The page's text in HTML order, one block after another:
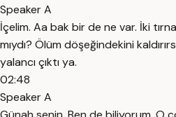
Speaker A
İçelim. Aa bak bir de ne var. İki
mıydı? Ölüm döşeğindekini
yalancı çıktı ya.
02:48
Speaker A